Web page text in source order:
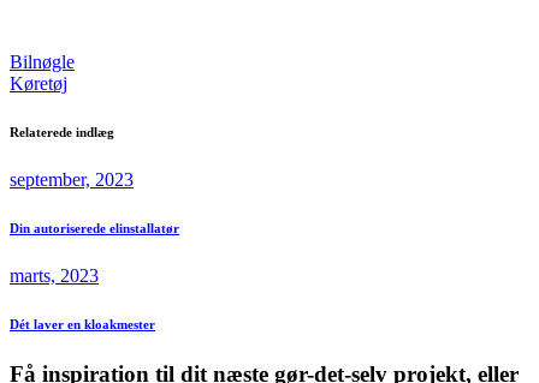
Bilnøgle
Køretøj
Relaterede indlæg
september, 2023
Din autoriserede elinstallatør
marts, 2023
Dét laver en kloakmester
Få inspiration til dit næste gør-det-selv projekt, eller